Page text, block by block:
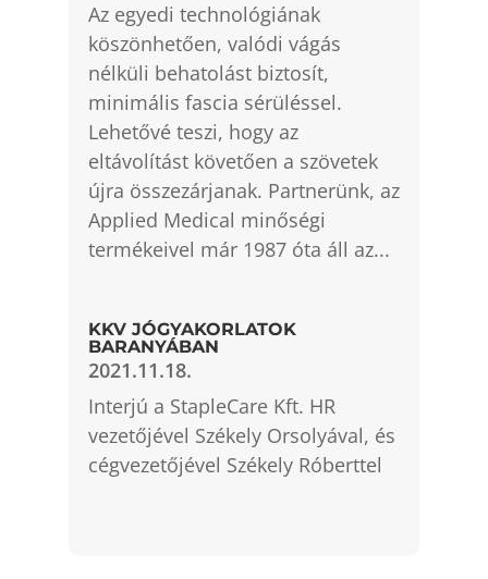
Az egyedi technológiának
köszönhetően, valódi vágás
nélküli behatolást biztosít,
minimális fascia sérüléssel.
Lehetővé teszi, hogy az
eltávolítást követően a szövetek
újra összezárjanak. Partnerünk, az
Applied Medical minőségi
termékeivel már 1987 óta áll az...
KKV JÓGYAKORLATOK
BARANYÁBAN
2021.11.18.
Interjú a StapleCare Kft. HR
vezetőjével Székely Orsolyával, és
cégvezetőjével Székely Róberttel